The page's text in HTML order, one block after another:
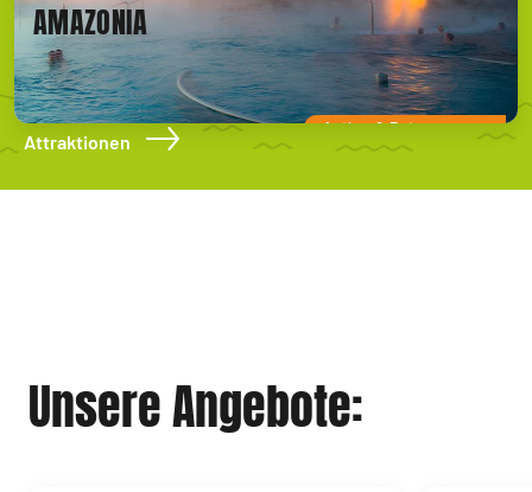
Action & Entspannung
AMAZONIA
Attraktionen
Unsere Angebote: